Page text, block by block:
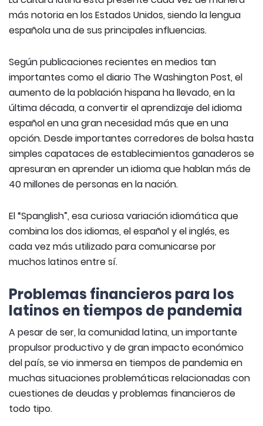
más notoria en los Estados Unidos, siendo la lengua
española una de sus principales influencias.
Según publicaciones recientes en medios tan
importantes como el diario The Washington Post, el
aumento de la población hispana ha llevado, en la
última década, a convertir el aprendizaje del idioma
español en una gran necesidad más que en una
opción. Desde importantes corredores de bolsa hasta
simples capataces de establecimientos ganaderos se
apresuran en aprender un idioma que hablan más de
40 millones de personas en la nación.
El “Spanglish”, esa curiosa variación idiomática que
combina los dos idiomas, el español y el inglés, es
cada vez más utilizado para comunicarse por
muchos latinos entre sí.
Problemas financieros para los
latinos en tiempos de pandemia
A pesar de ser, la comunidad latina, un importante
propulsor productivo y de gran impacto económico
del país, se vio inmersa en tiempos de pandemia en
muchas situaciones problemáticas relacionadas con
cuestiones de deudas y problemas financieros de
todo tipo.